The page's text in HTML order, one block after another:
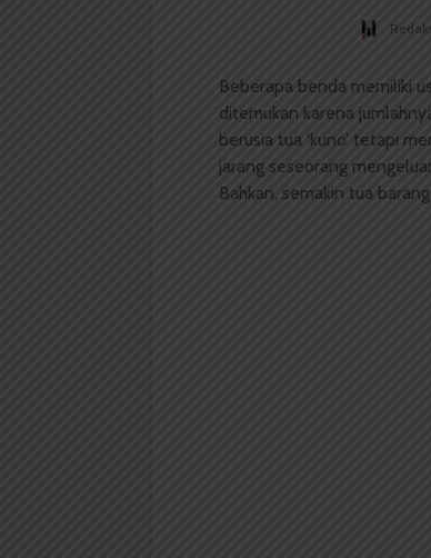
Beberapa benda memiliki
ditemukan karena
berusia tua ‘kuno’ tetapi
jarang seseorang
Bahkan, semakin tua